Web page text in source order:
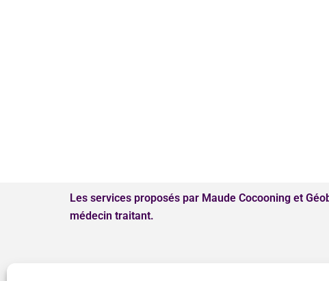
Les services proposés par Maude Cocooning et
médecin traitant.